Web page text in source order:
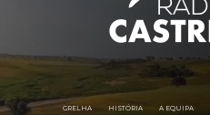
GRELHA HISTÓRIA A EQUIPA